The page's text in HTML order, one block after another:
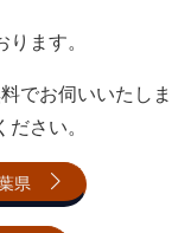
ます。
でお伺いいたしま
ださい。
県